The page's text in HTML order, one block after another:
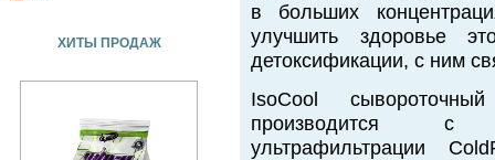
ХИТЫ ПРОДАЖ
в больших
улучшить здоровье
детоксификации, с ним
IsoCool
производится с
ультрафильтрации